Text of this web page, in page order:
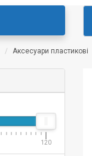
Аксесуари пластикові
120